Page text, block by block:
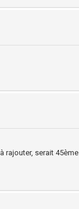
à rajouter, serait 45ème